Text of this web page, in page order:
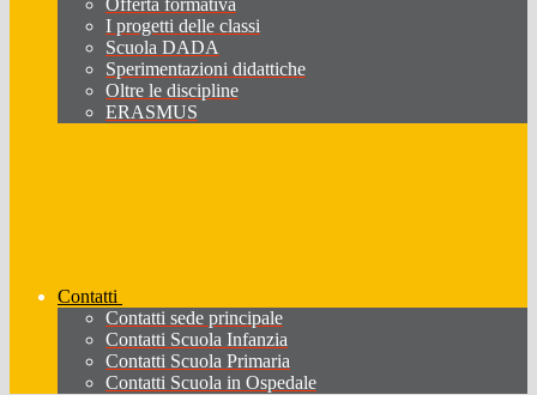
Offerta formativa
I progetti delle classi
Scuola DADA
Sperimentazioni didattiche
Oltre le discipline
ERASMUS
Contatti
Contatti sede principale
Contatti Scuola Infanzia
Contatti Scuola Primaria
Contatti Scuola in Ospedale